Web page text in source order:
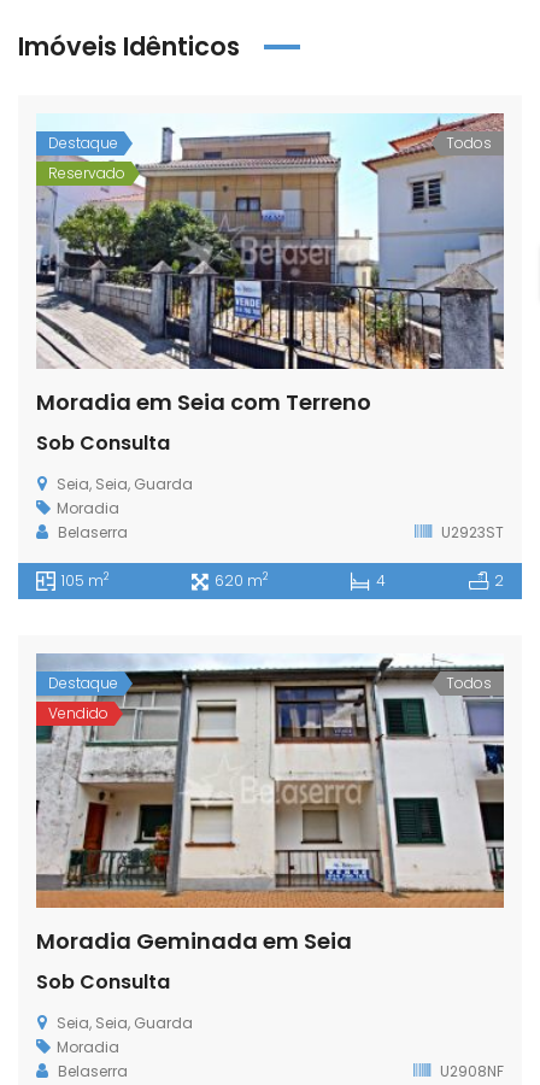
Imóveis Idênticos
Destaque
Reservado
Todos
Moradia em Seia com Terreno
Sob Consulta
Seia, Seia, Guarda
Moradia
Belaserra
U2923ST
105 m2 620 m2 4 2
Destaque
Vendido
Todos
Moradia Geminada em Seia
Sob Consulta
Seia, Seia, Guarda
Moradia
Belaserra
U2908NF